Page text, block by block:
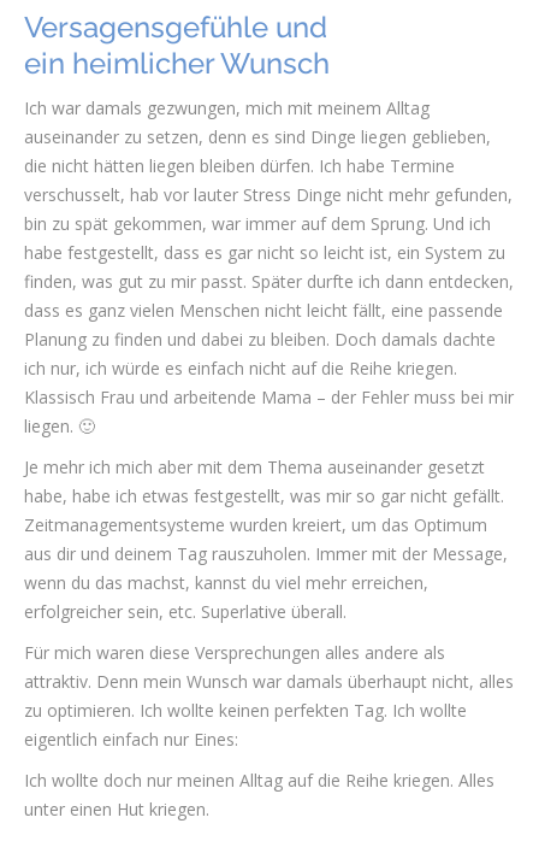
Versagensgefühle und
ein heimlicher Wunsch
Ich war damals gezwungen, mich mit meinem Alltag
auseinander zu setzen, denn es sind Dinge liegen geblieben,
die nicht hätten liegen bleiben dürfen. Ich habe Termine
verschusselt, hab vor lauter Stress Dinge nicht mehr gefunden,
bin zu spät gekommen, war immer auf dem Sprung. Und ich
habe festgestellt, dass es gar nicht so leicht ist, ein System zu
finden, was gut zu mir passt. Später durfte ich dann entdecken,
dass es ganz vielen Menschen nicht leicht fällt, eine passende
Planung zu finden und dabei zu bleiben. Doch damals dachte
ich nur, ich würde es einfach nicht auf die Reihe kriegen.
Klassisch Frau und arbeitende Mama – der Fehler muss bei mir
liegen. 🙂
Je mehr ich mich aber mit dem Thema auseinander gesetzt
habe, habe ich etwas festgestellt, was mir so gar nicht gefällt.
Zeitmanagementsysteme wurden kreiert, um das Optimum
aus dir und deinem Tag rauszuholen. Immer mit der Message,
wenn du das machst, kannst du viel mehr erreichen,
erfolgreicher sein, etc. Superlative überall.
Für mich waren diese Versprechungen alles andere als
attraktiv. Denn mein Wunsch war damals überhaupt nicht, alles
zu optimieren. Ich wollte keinen perfekten Tag. Ich wollte
eigentlich einfach nur Eines:
Ich wollte doch nur meinen Alltag auf die Reihe kriegen. Alles
unter einen Hut kriegen.